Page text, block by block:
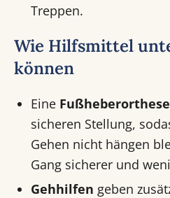
Treppen.
Wie Hilfsmittel
können
Eine Fußheberorthese
sicheren Stellung,
Gehen nicht hängen
Gang sicherer und
Gehhilfen geben